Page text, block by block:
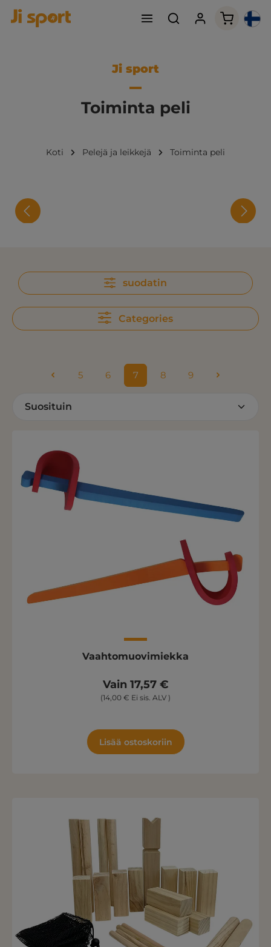
Ji sport
Toiminta peli
Koti Pelejä ja leikkejä Toiminta peli
suodatin
Categories
Sivu
5 Sivu
6 Sivu
7 Sivu
8 Sivu
9
Vaahtomuovimiekka
Vain 17,57 €
(14,00 € Ei sis. ALV )
Lisää ostoskoriin